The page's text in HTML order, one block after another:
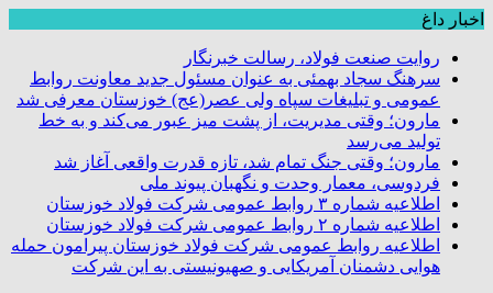
اخبار داغ
روایت صنعت فولاد،‌ رسالت خبرنگار
سرهنگ سجاد بهمئی به عنوان مسئول جدید معاونت روابط
عمومی و تبلیغات سپاه ولی عصر(عج) خوزستان معرفی شد
مارون؛ وقتی مدیریت، از پشت میز عبور می‌کند و به خط
تولید می‌رسد
مارون؛ وقتی جنگ تمام شد، تازه قدرت واقعی آغاز شد
فردوسی، معمار وحدت و نگهبان پیوند ملی
اطلاعیه شماره ۳ روابط عمومی شرکت فولاد خوزستان
اطلاعیه شماره ۲ روابط عمومی شرکت فولاد خوزستان
اطلاعیه روابط عمومی شرکت فولاد خوزستان پیرامون حمله
هوایی دشمنان آمریکایی و صهیونیستی به این شرکت